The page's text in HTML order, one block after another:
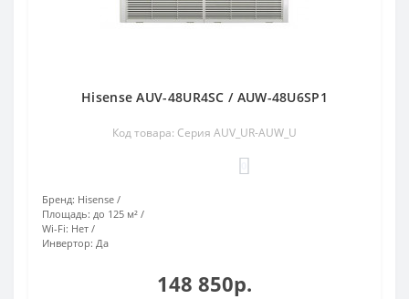
Hisense AUV-48UR4SC / AUW-48U6SP1
Код товара: Серия AUV_UR-AUW_U
Бренд: Hisense
Площадь: до 125 м²
Wi-Fi: Нет
Инвертор: Да
148 850р.